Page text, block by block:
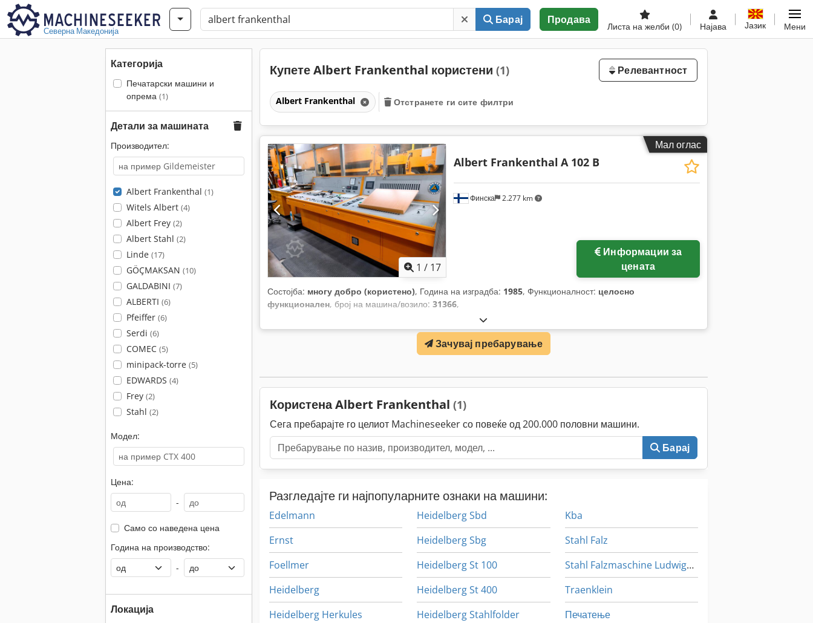
Северна Македонија
Барај Продава
Листа на желби (0) Најава Јазик Мени
Категорија
Печатарски машини и
опрема (1)
Детали за машината
Производител:
Albert Frankenthal (1)
Witels Albert (4)
Albert Frey (2)
Albert Stahl (2)
Linde (17)
GÖÇMAKSAN (10)
GALDABINI (7)
ALBERTI (6)
Pfeiffer (6)
Serdi (6)
COMEC (5)
minipack-torre (5)
EDWARDS (4)
Frey (2)
Stahl (2)
Модел:
Цена:
-
Само со наведена цена
Година на производство:
-
Локација
Купете Albert Frankenthal користени (1) Релевантност
Albert Frankenthal Отстранете ги сите филтри
Мал оглас
1 / 17
Финска 2.277 km
Albert Frankenthal A 102 B
цената
Состојба: многу добро (користено), Година на изградба: 1985, Функционалност: целосно
функционален, број на машина/возило: 31366,
Зачувај пребарување
Користена Albert Frankenthal (1)
Сега пребарајте го целиот Machineseeker со повеќе од 200.000 половни машини.
Барај
Разгледајте ги најпопуларните ознаки на машини:
Edelmann
Ernst
Foellmer
Heidelberg
Heidelberg Herkules
Heidelberg Sbd
Heidelberg Sbg
Heidelberg St 100
Heidelberg St 400
Heidelberg Stahlfolder
Kba
Stahl Falz
Stahl Falzmaschine Ludwigsburg
Traenklein
Печатење